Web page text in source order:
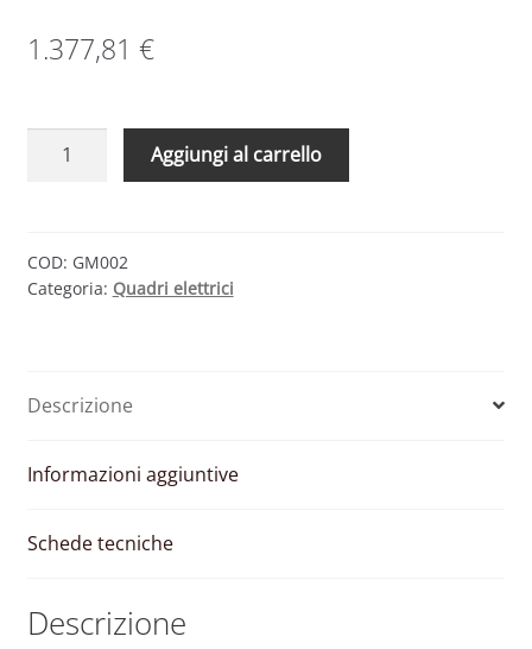
1.377,81 €
QUADRO
–
12/15
/
PRIMARI
quantità
Aggiungi al carrello
COD: GM002
Categoria: Quadri elettrici
Descrizione
Informazioni aggiuntive
Schede tecniche
Descrizione